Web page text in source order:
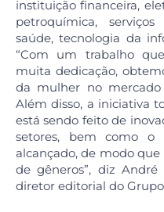
instituição financeira,
petroquímica,
saúde, tecnologia da
“Com um trabalho
muita dedicação,
da mulher no
Além disso, a iniciativa
está sendo feito de
setores, bem como
alcançado, de modo
de gêneros”, diz André
diretor editorial do